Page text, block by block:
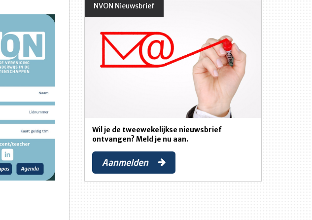
NVON Nieuwsbrief
Wil je de tweewekelijkse nieuwsbrief
ontvangen? Meld je nu aan.
Aanmelden